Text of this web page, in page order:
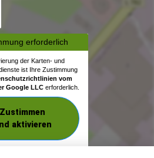
erforderlich
der Karten- und
ist Ihre Zustimmung
vom
Google LLC erforderlich.
Zustimmen
aktivieren